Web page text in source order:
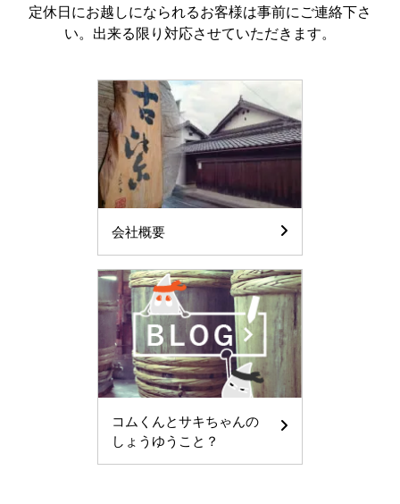
定休日にお越しになられるお客様は事前にご連絡下さ
い。出来る限り対応させていただきます。
会社概要
コムくんとサキちゃんの
しょうゆうこと？